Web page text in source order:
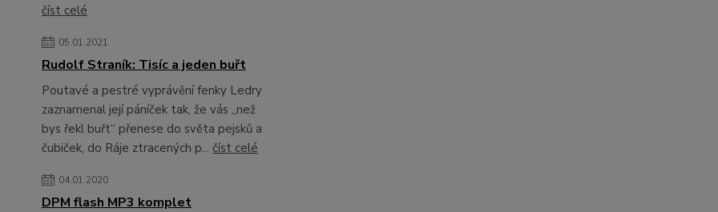
číst celé
05.01.2021
Rudolf Straník: Tisíc a jeden buřt
Poutavé a pestré vyprávění fenky Ledry
zaznamenal její páníček tak, že vás „než
bys řekl buřt“ přenese do světa pejsků a
čubiček, do Ráje ztracených p... číst celé
04.01.2020
DPM flash MP3 komplet